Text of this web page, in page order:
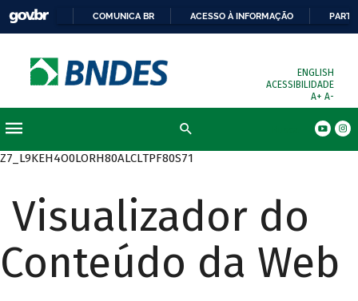
COMUNICA BR ACESSO À INFORMAÇÃO
ENGLISH
ACESSIBILIDADE
A+ A-
Z7_L9KEH4O0LORH80ALCLTPF80S71
Visualizador do
Conteúdo da Web